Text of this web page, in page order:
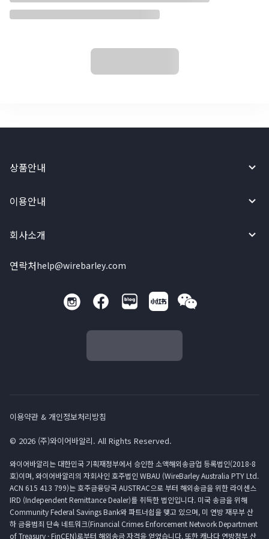
상품안내
이용안내
회사소개
연락처help@wirebarley.com
이용약관 & 개인정보처리방침
© 2026 (주)와이어바알리. All Rights Reserved.
와이어바알리는 대한민국 기획재정부에서 승인한 소액해외송금업 등록법인(2018-8
호)이며, 와이어바알리의 자회사인 호주법인 WBAU (WireBarley Australia PTY Ltd.
ACN 615 413 799)는 호주금융당국 AUSTRAC으로 부터 해외송금을 위한 라이센스
IRD (Independent Remittance Dealer)를 취득한 법인입니다. 미국 송금을 위해
Community Federal Savings Bank와 파트너쉽을 맺고 있으며, 미 연방 재무부 산
하 금융범죄 단속 네트워크(Financial Crimes Enforcement Network Department
of Treasury · FinCEN)로부터 해외송금 자격을 얻었습니다. 또한 캐나다 연방정부 산